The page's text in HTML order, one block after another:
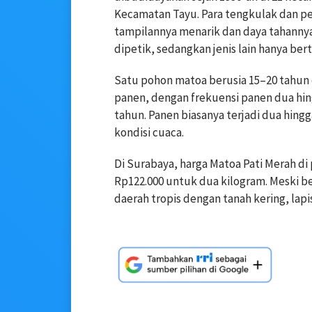
Kecamatan Tayu. Para tengkulak dan
tampilannya menarik dan daya
dipetik, sedangkan jenis lain hanya
Satu pohon matoa berusia 15–20
panen, dengan frekuensi panen dua
tahun. Panen biasanya terjadi dua
kondisi cuaca.
Di Surabaya, harga Matoa Pati Merah
Rp122.000 untuk dua kilogram. Meski
daerah tropis dengan tanah kering,